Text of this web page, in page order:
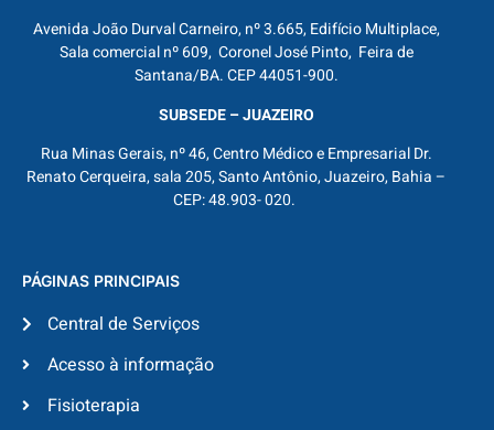
Avenida João Durval Carneiro, nº 3.665, Edifício Multiplace,
Sala comercial nº 609, Coronel José Pinto, Feira de
Santana/BA. CEP 44051-900.
SUBSEDE – JUAZEIRO
Rua Minas Gerais, nº 46, Centro Médico e Empresarial Dr.
Renato Cerqueira, sala 205, Santo Antônio, Juazeiro, Bahia –
CEP: 48.903- 020.
PÁGINAS PRINCIPAIS
Central de Serviços
Acesso à informação
Fisioterapia